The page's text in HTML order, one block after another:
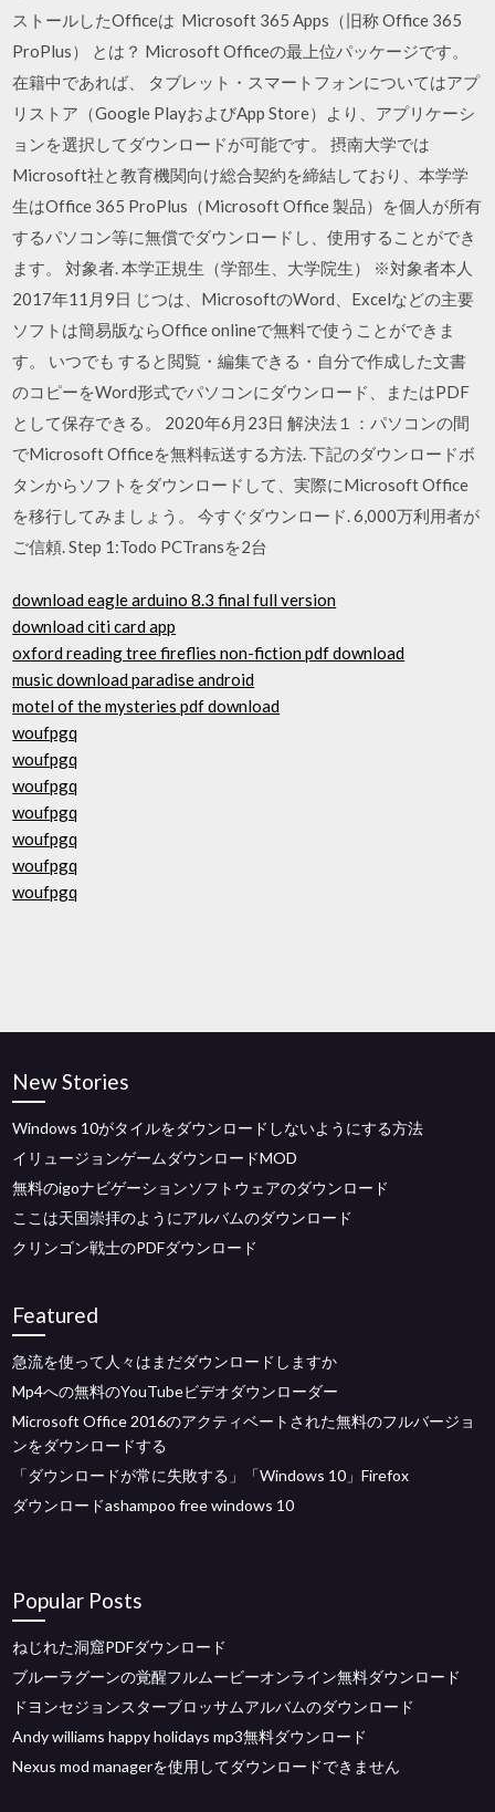
ストールしたOfficeは Microsoft 365 Apps（旧称 Office 365
ProPlus） とは？ Microsoft Officeの最上位パッケージです。
在籍中であれば、 タブレット・スマートフォンについてはアプ
リストア（Google PlayおよびApp Store）より、アプリケーシ
ョンを選択してダウンロードが可能です。 摂南大学では
Microsoft社と教育機関向け総合契約を締結しており、本学学
生はOffice 365 ProPlus（Microsoft Office 製品）を個人が所有
するパソコン等に無償でダウンロードし、使用することができ
ます。 対象者. 本学正規生（学部生、大学院生） ※対象者本人
2017年11月9日 じつは、MicrosoftのWord、Excelなどの主要
ソフトは簡易版ならOffice onlineで無料で使うことができま
す。 いつでも すると閲覧・編集できる・自分で作成した文書
のコピーをWord形式でパソコンにダウンロード、またはPDF
として保存できる。 2020年6月23日 解決法１：パソコンの間
でMicrosoft Officeを無料転送する方法. 下記のダウンロードボ
タンからソフトをダウンロードして、実際にMicrosoft Office
を移行してみましょう。 今すぐダウンロード. 6,000万利用者が
ご信頼. Step 1:Todo PCTransを2台
download eagle arduino 8.3 final full version
download citi card app
oxford reading tree fireflies non-fiction pdf download
music download paradise android
motel of the mysteries pdf download
woufpgq
woufpgq
woufpgq
woufpgq
woufpgq
woufpgq
woufpgq
New Stories
Windows 10がタイルをダウンロードしないようにする方法
イリュージョンゲームダウンロードMOD
無料のigoナビゲーションソフトウェアのダウンロード
ここは天国崇拝のようにアルバムのダウンロード
クリンゴン戦士のPDFダウンロード
Featured
急流を使って人々はまだダウンロードしますか
Mp4への無料のYouTubeビデオダウンローダー
Microsoft Office 2016のアクティベートされた無料のフルバージョ
ンをダウンロードする
「ダウンロードが常に失敗する」「Windows 10」Firefox
ダウンロードashampoo free windows 10
Popular Posts
ねじれた洞窟PDFダウンロード
ブルーラグーンの覚醒フルムービーオンライン無料ダウンロード
ドヨンセジョンスターブロッサムアルバムのダウンロード
Andy williams happy holidays mp3無料ダウンロード
Nexus mod managerを使用してダウンロードできません